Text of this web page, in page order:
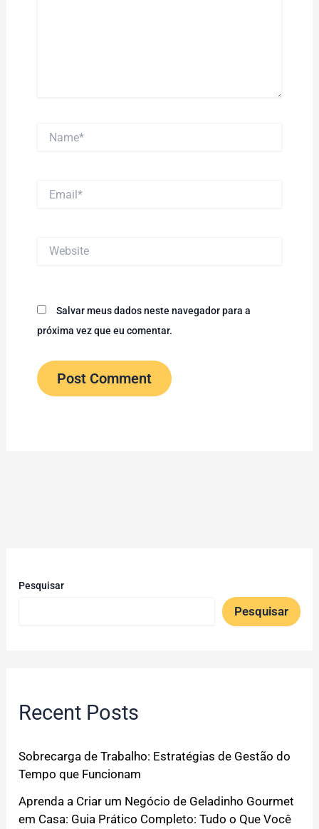
Salvar meus dados neste navegador para a
próxima vez que eu comentar.
Pesquisar
Pesquisar
Recent Posts
Sobrecarga de Trabalho: Estratégias de Gestão do
Tempo que Funcionam
Aprenda a Criar um Negócio de Geladinho Gourmet
em Casa: Guia Prático Completo: Tudo o Que Você